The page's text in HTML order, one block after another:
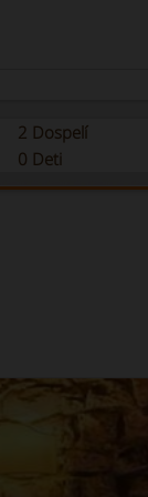
2 Dospelí
0 Deti